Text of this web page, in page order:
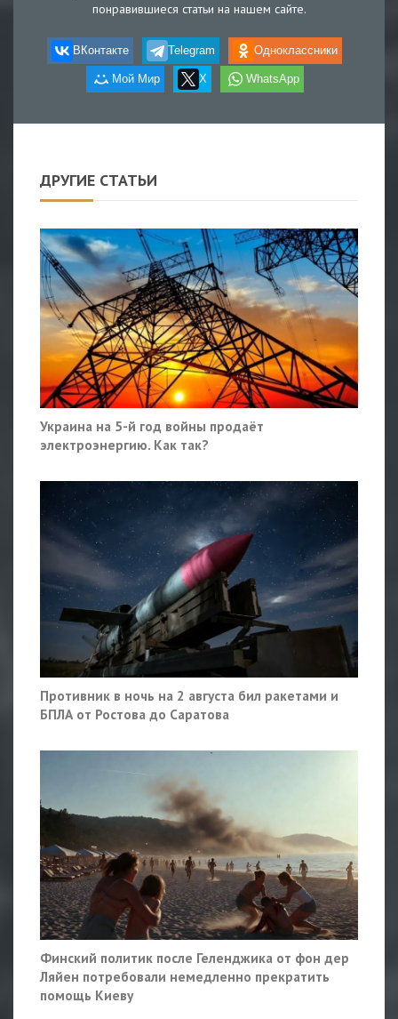
понравившиеся статьи на нашем сайте.
ВКонтакте Telegram Одноклассники
Мой Мир X WhatsApp
ДРУГИЕ СТАТЬИ
Украина на 5-й год войны продаёт
электроэнергию. Как так?
Противник в ночь на 2 августа бил ракетами и
БПЛА от Ростова до Саратова
Финский политик после Геленджика от фон дер
Ляйен потребовали немедленно прекратить
помощь Киеву